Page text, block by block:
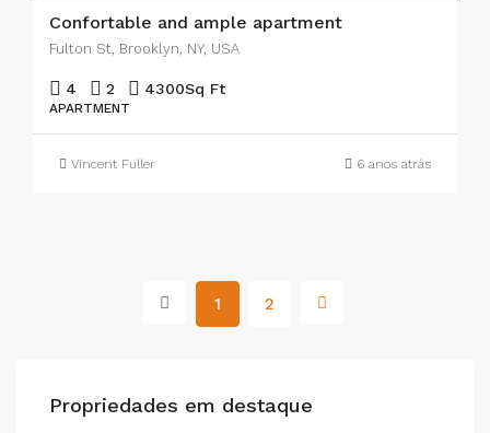
Confortable and ample apartment
Fulton St, Brooklyn, NY, USA
4 2 4300Sq Ft
APARTMENT
Vincent Fuller 6 anos atrás
1 2
Propriedades em destaque